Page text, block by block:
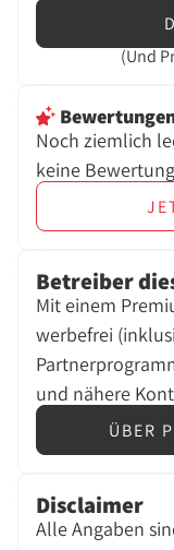
(Und
Noch ziemlich
keine
Betreiber
Mit einem
werbefrei
und nähere
ÜBER
Disclaimer
Alle Angaben